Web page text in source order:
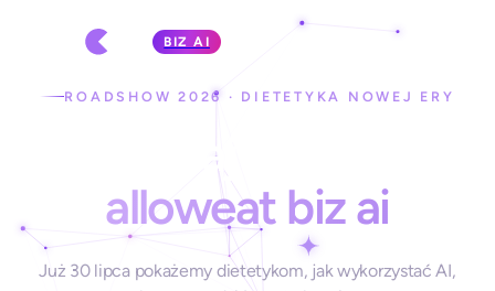
BIZ AI
ROADSHOW 2026 · DIETETYKA NOWEJ ERY
Zarabiaj więcej z
alloweat biz ai
Już 30 lipca pokażemy dietetykom, jak wykorzystać AI,